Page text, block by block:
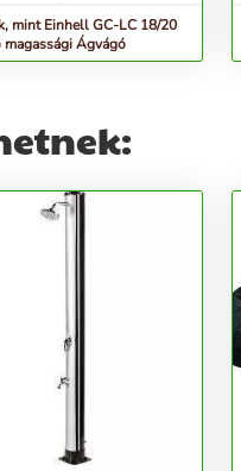
mint Einhell GC-LC 18/20
magassági Ágvágó